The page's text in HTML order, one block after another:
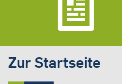
Zur Startseite